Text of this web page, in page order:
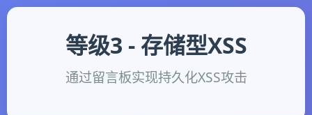
等级3 - 存储型XSS
通过留言板实现持久化XSS攻击